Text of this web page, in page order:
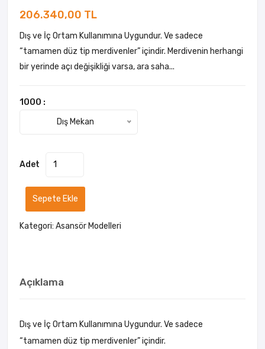
206.340,00 TL
Dış ve İç Ortam Kullanımına Uygundur. Ve sadece
“tamamen düz tip merdivenler” içindir. Merdivenin herhangi
bir yerinde açı değişikliği varsa, ara saha...
1000 :
Dış Mekan
Adet
Sepete Ekle
Kategori: Asansör Modelleri
Açıklama
Dış ve İç Ortam Kullanımına Uygundur. Ve sadece
“tamamen düz tip merdivenler” içindir.